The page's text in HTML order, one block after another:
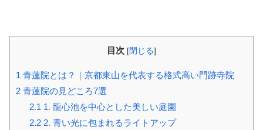
目次 [閉じる]
1 青蓮院とは？｜京都東山を代表する格式高い門跡寺院
2 青蓮院の見どころ7選
2.1 1. 龍心池を中心とした美しい庭園
2.22. 青い光に包まれるライトアップ